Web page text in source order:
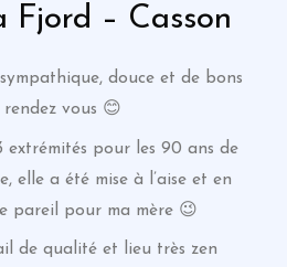
Fjord – Casson
douce et de bons
vous 😊
extrémités pour les 90 ans de
elle a été mise à l’aise et en
pareil pour ma mère 😉
de qualité et lieu très zen